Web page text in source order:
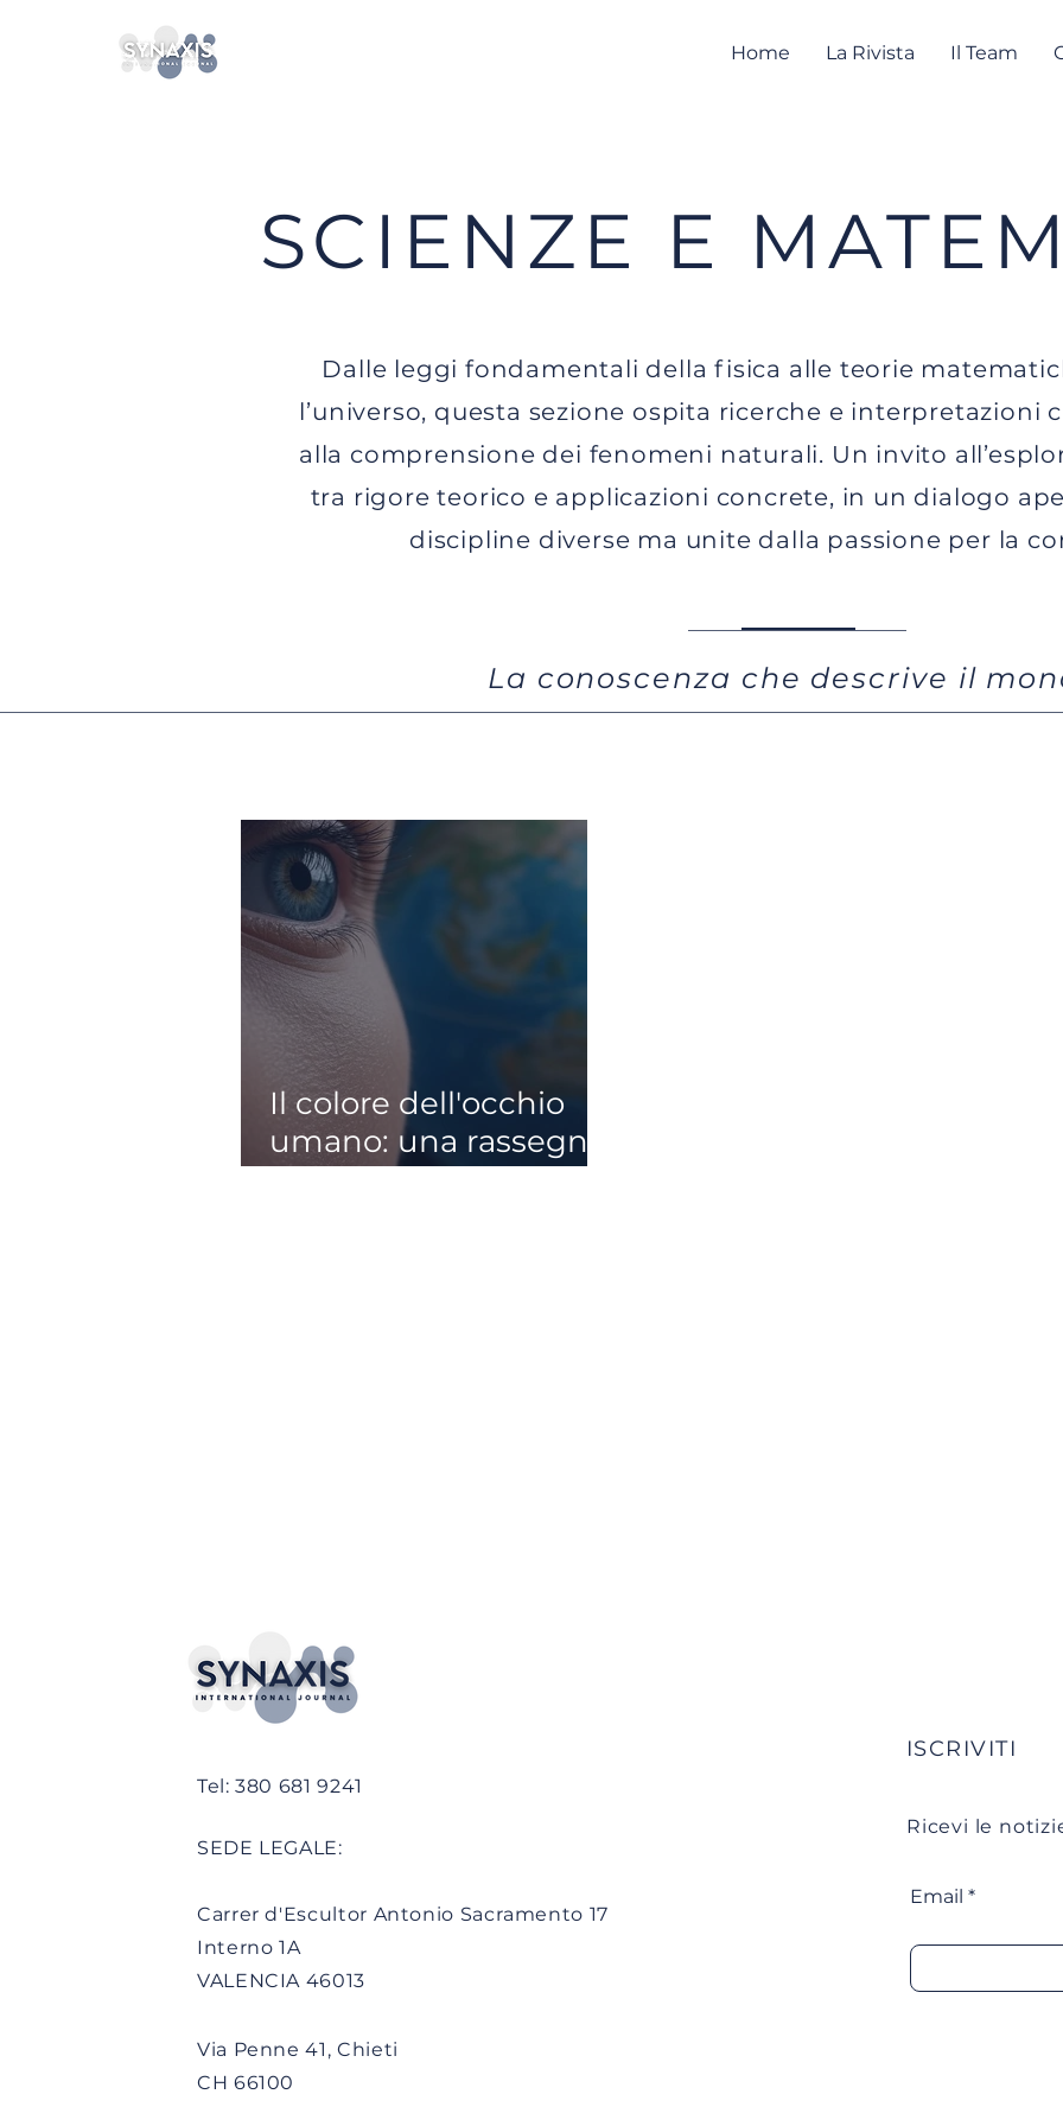
Home La Rivista Il Team
SCIENZE E
Dalle leggi fondamentali della fisica alle teorie
l’universo, questa sezione ospita ricerche e interpretazioni
alla comprensione dei fenomeni naturali. Un invito
tra rigore teorico e applicazioni concrete, in un dialogo
discipline diverse ma unite dalla passione per la
La conoscenza che descrive il
Il colore dell'occhio
umano: una rassegna
critica dei correlati
Tel: 380 681 9241
SEDE LEGALE:
Carrer d'Escultor Antonio Sacramento 17
Interno 1A
VALENCIA 46013
Via Penne 41, Chieti
CH 66100
ISCRIVITI
Ricevi le
Email